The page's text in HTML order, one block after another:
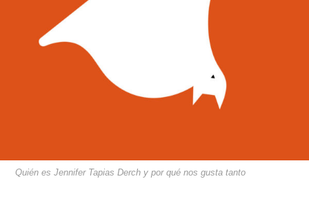
Quién es Jennifer Tapias Derch y por qué nos gusta tanto